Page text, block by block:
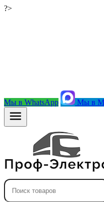
?>
Мы в WhatsApp Мы в